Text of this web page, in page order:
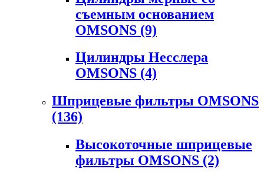
съемным основанием
OMSONS (9)
Цилиндры Несслера
OMSONS (4)
Шприцевые фильтры OMSONS
(136)
Высокоточные шприцевые
фильтры OMSONS (2)